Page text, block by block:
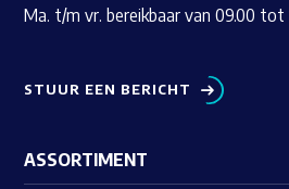
Ma. t/m vr. bereikbaar van 09.00 tot
STUUR EEN BERICHT
ASSORTIMENT